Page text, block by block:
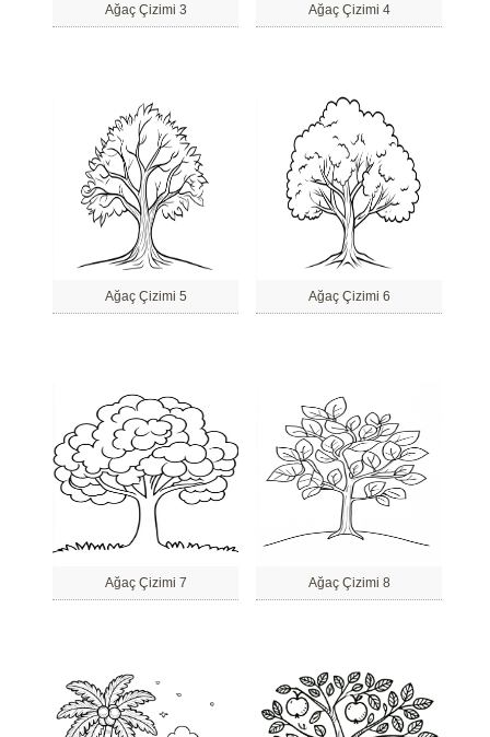
Ağaç Çizimi 3 Ağaç Çizimi 4
Ağaç Çizimi 5 Ağaç Çizimi 6
Ağaç Çizimi 7 Ağaç Çizimi 8